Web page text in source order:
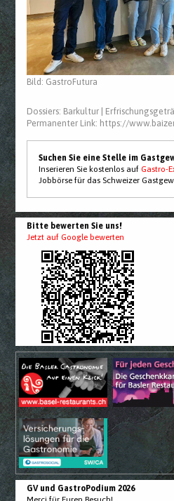
Bild: GastroFutura
Dossiers: Barkultur
Permanenter Link: https://
Suchen Sie eine Stelle im
Inserieren Sie kostenlos aufGastro-
Jobbörse für das Schweizer
Bitte bewerten Sie uns!
Jetzt auf Google bewerten
GV und GastroPodium 2026